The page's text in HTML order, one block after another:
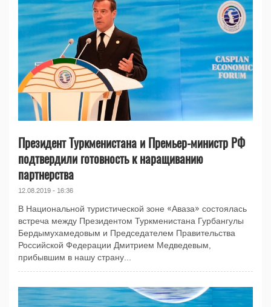
Президент Туркменистана и Премьер-министр РФ
подтвердили готовность к наращиванию
партнерства
12.08.2019 - 16:36
В Национальной туристической зоне «Аваза» состоялась
встреча между Президентом Туркменистана Гурбангулы
Бердымухамедовым и Председателем Правительства
Российской Федерации Дмитрием Медведевым,
прибывшим в нашу страну...